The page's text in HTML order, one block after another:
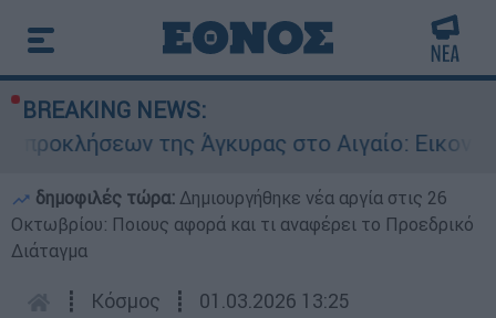
BREAKING NEWS:
της Άγκυρας στο Αιγαίο: Εικονική
δημοφιλές τώρα: Δημιουργήθηκε νέα αργία στις 26
Οκτωβρίου: Ποιους αφορά και τι αναφέρει το Προεδρικό
Διάταγμα
┋ Κόσμος ┋ 01.03.2026 13:25